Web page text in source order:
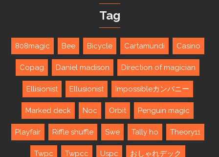
Tag
808magic Bee Bicycle Cartamundi Casino
Copag Daniel madison Direction of magician
Ellisionist Ellusionist Impossibleカンパニー
Marked deck Noc Orbit Penguin magic
Playfair Riffle shuffle Swe Tally ho Theory11
Twpc Twpcc Uspc おしゃれデック